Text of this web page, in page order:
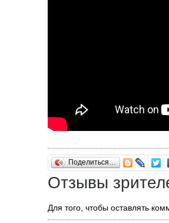
Поделиться…
Отзывы
Для того, чтобы оставлять